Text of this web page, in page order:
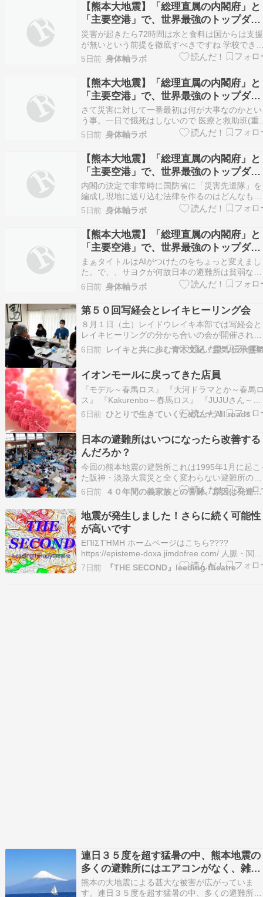
【熊本大地震】「総理直属の内閣府」と
「主要空港」で、世界最強のトップダウ
ン防災グランドデザインを構築する 4
災害が起きたら72時間は水と食料は国からは支援
が無いという前提を徹底すべきですね 学校でき
んと教育ですおっしゃる通り、「発災からの72時
間は、国からの水や食料の支援は届かない」とい
う前提を社会の常識（ディフォルト）にすること
は、防災のパラダイムシフト（意識改革）におい
て最も重要…
5日前 身体軸ラボ
【熊本大地震】「総理直属の内閣府」と
「主要空港」で、世界最強のトップダウ
ン防災グランドデザインを構築する 3
さて災害に対して一番最初は何が大事なのかとい
う事。一日で餓死はしないので 医療と救助班(重
その他)の投入おっしゃる通り、「1日で餓死はし
ない」というのは災害医学や救急医療における鉄
則です。災害発生からの72時間は「命の壁」と呼
ばれ、瓦礫の下からの救出や、急性期の治療（ク
ラッシュ…
5日前 身体軸ラボ
【熊本大地震】「総理直属の内閣府」と
「主要空港」で、世界最強のトップダウ
ン防災グランドデザインを構築する 2
内閣の決定で非常時に国防省に「災害先遣隊」を
編成し現地に送り込む法律を作るのはどんなもの
か内閣の決定によって防衛省（防衛大臣）が「災
害先遣隊」を編成し、地方からの要請を待たずに
即座に被災地へ送り込む新法（または法改正）を
作るというアイデアは、現場の機能不全を解消す
る極めて強力な解…
5日前 身体軸ラボ
【熊本大地震】「総理直属の内閣府」と
「主要空港」で、世界最強のトップダウ
ン防災グランドデザインを構築する 1
まぁタイトルはAIがつけたのをちょっと変えまし
た。で、、サヨクが何故日本の避難所は貧弱なん
だ海外は凄いのにという的外れな政権批判があり
ますが、、、トップダウンで出来る海外と、地方
自治法でのボトムアップ形式の日本とでは法体系
が違うということを無視して政権批判だけする。
そして無知はそ…
6日前 身体軸ラボ
第５０回写経会とレイキヒーリング会
８月１日（土）レイドウレイキ本部では写経会と
レイキヒーリングの分かち合いの会が開催されま
した。暑さ厳しい中での開催に参加された皆さん
は開始時間前には集合して、汗を拭い写経に臨む
節目となる真夏の開催です。参加者は全員マスタ
ーでした、それ…
6日前 レイキと共に歩む青木文紀・霊気/伝承靈
イオンモールに戻ってきた店員
『モデル～春馬ロス』 『大河ドラマとか～春馬
ス』 『Kakurenbo～春馬ロス』 『JUJUさん～春
馬ロス』 『目が早い～春馬ロス』 『愛にあふれ
る～春馬ロス』 『ジキルと…ameblo.jp イオンモ
ールのテナント オンワード系のショップ店員さ
ですかね、 避難したもの…
6日前 ひとりで生きていくために〜 All roads
日本の避難所はいつになったら改善する
んだろか？
今回の熊本地震の避難所これは1995年1月に起こ
た阪神・淡路大震災と全く変わらない避難所の風
景何年経ってますか今2026年ですよ！20年以上
過ぎて日本はプレートの上に立ってる地震国なの
に 何故今だに被災者が床の上で雑魚寝なのか！
その間に日本で何回大地震起きましたか？メデ
ィ…
6日前 ４０年間の義家族との苦難、原因は発達障害だった
地震が発生しました！さらに続く可能性
が高いです
ΕΠΙΣΤΉΜΗ ホームページはこちら????
https://episteme-doxa.jimdofree.com/ 人脈・関係
者理論ランキング 運動ダイエットランキング中
競馬ランキング セラピストランキング 不安を煽
7日前 『THE SECOND』leeding theatre
連日３５度を超す猛暑の中、熊本地震の
多くの避難所にはエアコンがなく、雑魚
寝状態が続いている悲惨な日本
熊本の大地震による甚大な被害が広がっていま
す。連日３５度を超す猛暑の中、多くの避難所に